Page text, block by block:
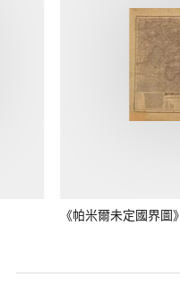
《帕米爾未定國界圖》